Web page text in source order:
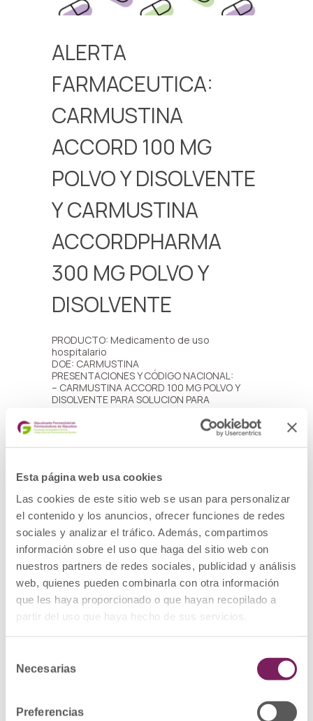
Esta página web usa cookies
Las cookies de este sitio web se usan para personalizar
el contenido y los anuncios, ofrecer funciones de redes
sociales y analizar el tráfico. Además, compartimos
información sobre el uso que haga del sitio web con
nuestros partners de redes sociales, publicidad y análisis
web, quienes pueden combinarla con otra información
que les haya proporcionado o que hayan recopilado a
partir del uso que haya hecho de sus servicios.
Necesarias
Preferencias
ALERTA
FARMACEUTICA:
CARMUSTINA
ACCORD 100 MG
POLVO Y DISOLVENTE
Y CARMUSTINA
ACCORDPHARMA
300 MG POLVO Y
DISOLVENTE
PRODUCTO: Medicamento de uso
hospitalario
DOE: CARMUSTINA
PRESENTACIONES Y CÓDIGO NACIONAL:
– CARMUSTINA ACCORD 100 MG POLVO Y
DISOLVENTE PARA SOLUCION PARA
de disolvente (CN: 756925)
– CARMUSTINA ACCORDPHARMA 300 MG
POLVO Y DISOLVENTE PARA CONCENTRADO
+ 1 vial de disolvente de 9 ml (CN: 758135)
LOTES Y FECHAS DE CADUCIDAD:
– CARMUSTINA ACCORD 100 MG POLVO Y
DISOLVENTE PARA SOLUCION PARA
PERFUSION EFG, 1 vial de 100 mg + vial de 3 ml
de disolvente (CN: 756925)
*Lote: M2505139, fecha de caducidad
31/03/2027
CARMUSTINA ACCORDPHARMA 300 MG
POLVO Y DISOLVENTE PARA CONCENTRADO
PARA SOLUCION PARA PERFUSION, 1 vial polvo
+ 1 vial de disolvente de 9 ml (CN: 758135)
*Lote: M2407867, fecha de caducidad
DESCRIPCIÓN DEL DEFECTO: Resultado fuera
no volátiles en disolvente. Es una ampliación
de la alerta farmacéutica R_01/2026.
distribuidas de los lotes afectados y